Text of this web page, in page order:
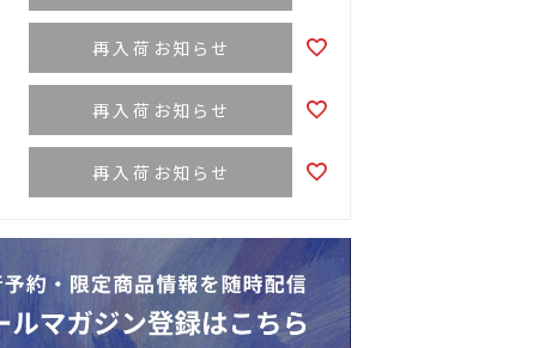
再入荷お知らせ
再入荷お知らせ
再入荷お知らせ